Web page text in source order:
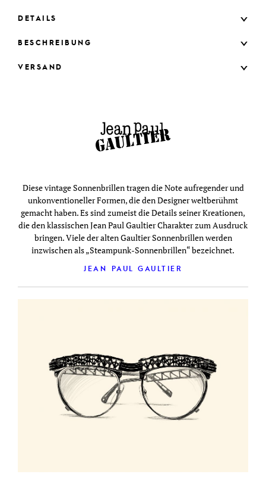
DETAILS
BESCHREIBUNG
VERSAND
Diese vintage Sonnenbrillen tragen die Note aufregender und
unkonventioneller Formen, die den Designer weltberühmt
gemacht haben. Es sind zumeist die Details seiner Kreationen,
die den klassischen Jean Paul Gaultier Charakter zum Ausdruck
bringen. Viele der alten Gaultier Sonnenbrillen werden
inzwischen als „Steampunk-Sonnenbrillen“ bezeichnet.
JEAN PAUL GAULTIER